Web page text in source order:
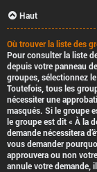
Haut
Où trouver la liste des
Pour consulter la liste
depuis votre panneau
groupes, sélectionnez
Toutefois, tous les
nécessiter une
masqués. Si le groupe
le groupe est dit « À la
demande nécessitera
vous demander
approuvera ou non
annule votre demande,